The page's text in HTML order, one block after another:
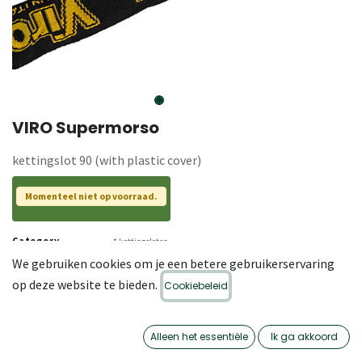
VIRO Supermorso
kettingslot 90 (with plastic cover)
Momenteel niet op voorraad.
Category * kettingsloten
SKU 02-VI-013
We gebruiken cookies om je een betere gebruikerservaring
op deze website te bieden. Cookiebeleid
Alleen het essentiële Ik ga akkoord